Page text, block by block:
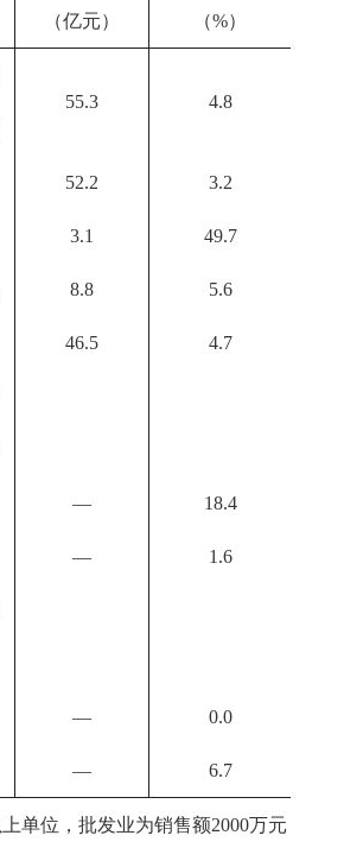
（亿元） （%）
55.3 4.8
52.2 3.2
3.1 49.7
8.8 5.6
46.5 4.7
— 18.4
— 1.6
— 0.0
— 6.7
单位，批发业为销售额2000万元